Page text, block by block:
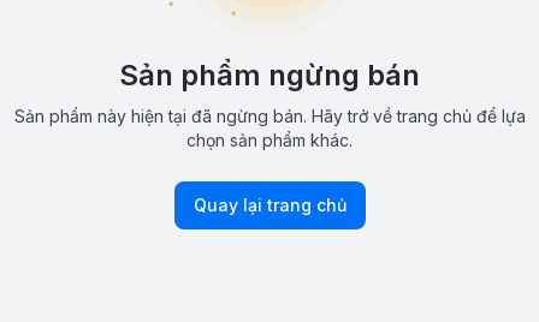
Sản phẩm ngừng bán
Sản phẩm này hiện tại đã ngừng bán. Hãy trở về trang chủ để lựa
chọn sản phẩm khác.
Quay lại trang chủ